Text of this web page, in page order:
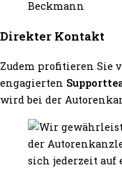
Direkter Kontakt
Zudem profitieren Sie
engagierten
wird bei der